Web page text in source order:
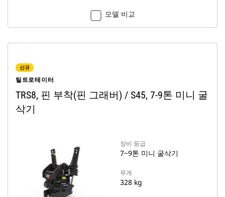
모델 비교
신규
틸트로테이터
TRS8, 핀 부착(핀 그래버) / S45, 7-9톤 미니 굴
삭기
장비 등급
7~9톤 미니 굴삭기
무게
328 kg